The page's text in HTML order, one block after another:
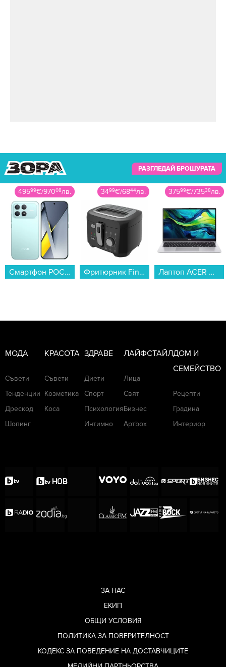
РАЗГЛЕДАЙ БРОШУРАТА
3499€/6844лв.
Фритюрник Finlux FDF-2518BS...
37599€/73538лв.
Лаптоп ACER ASPIRE LITE 15 AL15-41P-R4NT NX.J98EX.00A , 15.60 , 16 , 512GB SSD , AMD Radeon Graphics , AMD Ryzen 3 5300U QUAD CORE , Без OS...
6999€/13689лв.
Микровълнова фурна Toshiba MW-MM20PBK , 20 Литри, 800 W...
МОДА
Съвети
Тенденции
Дрескод
Шопинг
КРАСОТА
Съвети
Козметика
Коса
ЗДРАВЕ
Диети
Спорт
Психология
Интимно
ЛАЙФСТАЙЛ
Лица
Свят
Бизнес
Артbox
ДОМ И
СЕМЕЙСТВО
Рецепти
Градина
Интериор
ЗА НАС
ЕКИП
ОБЩИ УСЛОВИЯ
ПОЛИТИКА ЗА ПОВЕРИТЕЛНОСТ
КОДЕКС ЗА ПОВЕДЕНИЕ НА ДОСТАВЧИЦИТЕ